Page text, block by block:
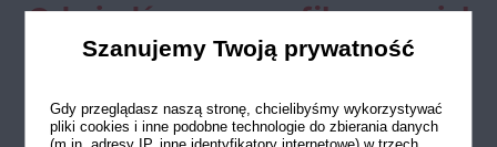
Odwiedź nasze profile w social
mediach
Szanujemy Twoją prywatność
Gdy przeglądasz naszą stronę, chcielibyśmy wykorzystywać
pliki cookies i inne podobne technologie do zbierania danych